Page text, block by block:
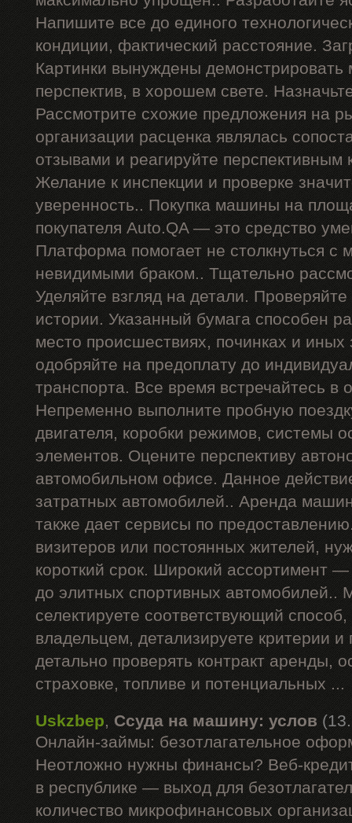
Напишите все до единого
кондиции, фактический расстояние.
Картинки вынуждены
перспектив, в хорошем свете.
Рассмотрите схожие предложения на
организации расценка являлась
отзывами и реагируйте перспективным
Желание к инспекции и проверке
уверенность.. Покупка машины на
покупателя Auto.QA — это средство
Платформа помогает не столкнуться с
невидимыми браком.. Тщательно
Уделяйте взгляд на детали.
истории. Указанный бумага способен
место происшествиях, починках и
одобряйте на предоплату до
транспорта. Все время встречайтесь в
Непременно выполните пробную
двигателя, коробки режимов, системы
элементов. Оцените перспективу
автомобильном офисе. Данное
затратных автомобилей.. Аренда
также дает сервисы по
визитеров или постоянных жителей,
короткий срок. Широкий ассортимент
до элитных спортивных автомобилей..
селектируете соответствующий
владельцем, детализируете критерии
детально проверять контракт аренды,
страховке, топливе и потенциальных ...
Uskzbep, Ссуда на машину: услов
Онлайн-займы: безотлагательное
Неотложно нужны финансы? Веб-
в республике — выход для
количество микрофинансовых